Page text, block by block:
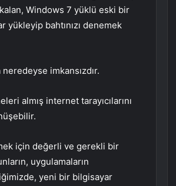
Windows 7 yüklü eski bir
yükleyip bahtınızı denemek
imkansızdır.
almış internet tarayıcılarını
için değerli ve gerekli bir
uygulamaların
yeni bir bilgisayar